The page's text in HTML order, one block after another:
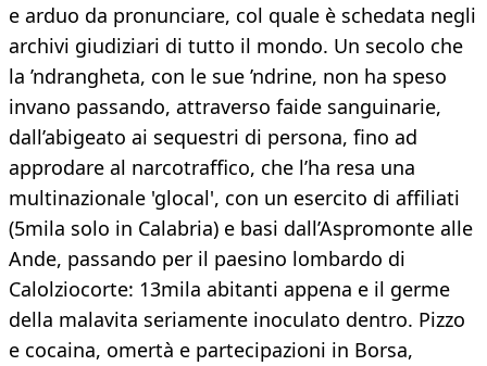
e arduo da pronunciare, col quale è schedata negli
archivi giudiziari di tutto il mondo. Un secolo che
la ’ndrangheta, con le sue ’ndrine, non ha speso
invano passando, attraverso faide sanguinarie,
dall’abigeato ai sequestri di persona, fino ad
approdare al narcotraffico, che l’ha resa una
multinazionale 'glocal', con un esercito di affiliati
(5mila solo in Calabria) e basi dall’Aspromonte alle
Ande, passando per il paesino lombardo di
Calolziocorte: 13mila abitanti appena e il germe
della malavita seriamente inoculato dentro. Pizzo
e cocaina, omertà e partecipazioni in Borsa,